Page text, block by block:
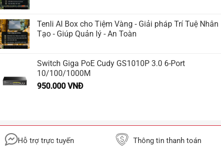
Tenli AI Box cho Tiệm Vàng - Giải pháp Trí Tuệ Nhân
Tạo - Giúp Quản lý - An Toàn
Switch Giga PoE Cudy GS1010P 3.0 6-Port
10/100/1000M
950.000 VNĐ
Hỗ trợ trực tuyến Thông tin thanh toán